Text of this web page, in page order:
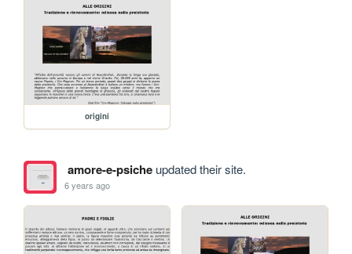
origini
amore-e-psicheupdated their site.
6 years ago